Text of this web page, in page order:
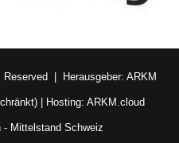
Reserved | Herausgeber: ARKM
| Hosting: ARKM.cloud
- Mittelstand Schweiz